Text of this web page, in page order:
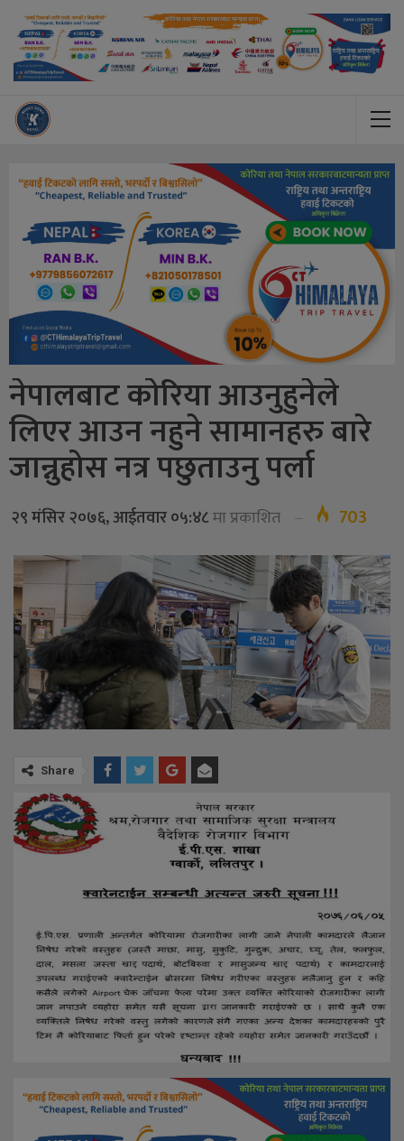
नेपालबाट कोरिया आउनुहुनेले
लिएर आउन नहुने सामानहरु बारे
जान्नुहोस नत्र पछुताउनु पर्ला
२९ मंसिर २०७६, आईतवार ०५:४८मा प्रकाशित 703
Share